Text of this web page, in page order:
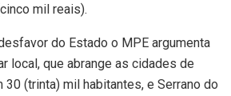
mil reais).
do Estado o MPE argumenta
local, que abrange as cidades de
30 (trinta) mil habitantes, e Serrano do